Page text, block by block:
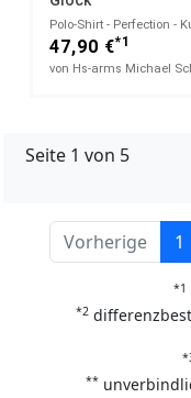
Polo-Shirt - Perfection -
47,90 €*1
von Hs-arms Michael
Seite 1 von 5
Vorherige 1
*1
*2
**